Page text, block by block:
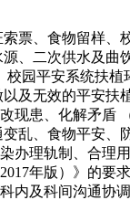
、食物留样、
、二次供水及曲
园平安系统扶
及无效的平安扶
现患、化解矛盾
乱、食物平安、
办理轨制、合理
年版）》的要
及科间沟通协